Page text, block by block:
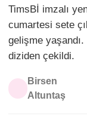
TimsBİ imzalı
cumartesi sete
gelişme
diziden çekildi.
Birsen
Altuntaş